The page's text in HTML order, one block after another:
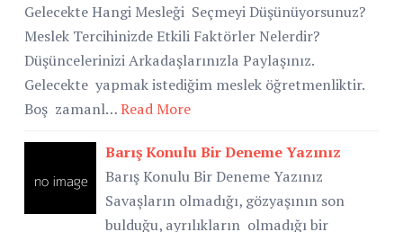
Gelecekte Hangi Mesleği Seçmeyi Düşünüyorsunuz?
Meslek Tercihinizde Etkili Faktörler Nelerdir?
Düşüncelerinizi Arkadaşlarınızla Paylaşınız.
Gelecekte yapmak istediğim meslek öğretmenliktir.
Boş zamanl…Read More
Barış Konulu Bir Deneme Yazınız
Barış Konulu Bir Deneme Yazınız
Savaşların olmadığı, gözyaşının son
bulduğu, ayrılıkların olmadığı bir